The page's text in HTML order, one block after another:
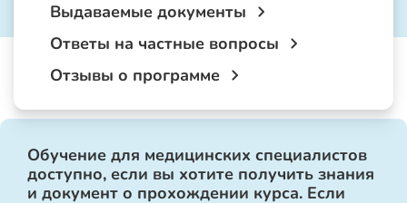
Выдаваемые документы
Ответы на частные вопросы
Отзывы о программе
Обучение для медицинских специалистов
доступно, если вы хотите получить знания
и документ о прохождении курса. Если